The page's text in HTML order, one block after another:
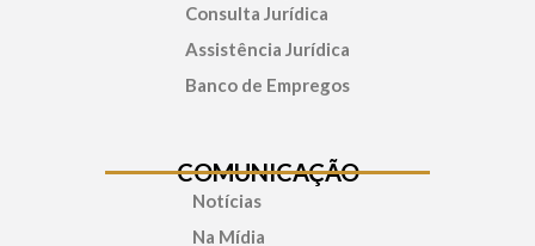
Consulta Jurídica
Assistência Jurídica
Banco de Empregos
COMUNICAÇÃO
Notícias
Na Mídia